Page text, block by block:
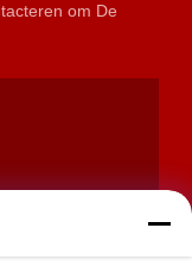
om De